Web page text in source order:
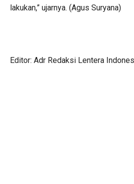
lakukan,” ujarnya. (Agus Suryana)
Editor: Adr Redaksi Lentera